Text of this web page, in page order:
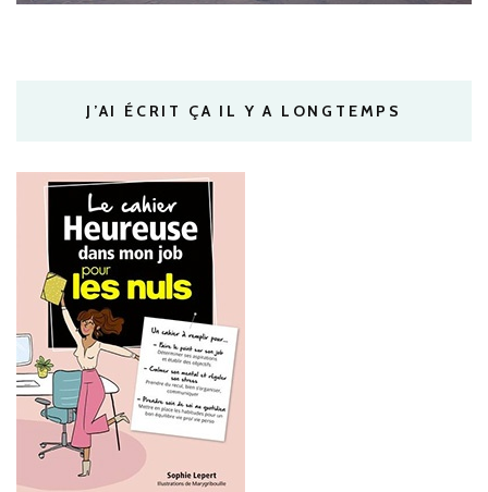
J’AI ÉCRIT ÇA IL Y A LONGTEMPS